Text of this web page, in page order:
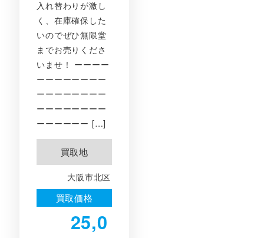
入れ替わりが激し
く、在庫確保した
いのでぜひ無限堂
までお売りくださ
いませ！ ーーーー
ーーーーーーーー
ーーーーーーーー
ーーーーーーーー
ーーーーーー […]
買取地
大阪市北区
買取価格
25,0